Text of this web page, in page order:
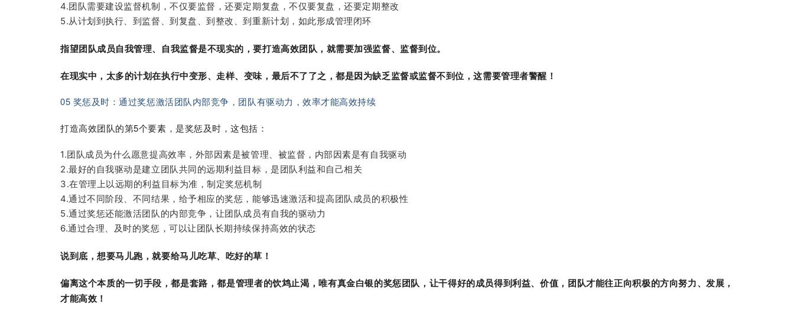
4.团队需要建设监督机制，不仅要监督，还要定期复盘，不仅要复盘，还要定期整改
5.从计划到执行、到监督、到复盘、到整改、到重新计划，如此形成管理闭环
指望团队成员自我管理、自我监督是不现实的，要打造高效团队，就需要加强监督、监督到位。
在现实中，太多的计划在执行中变形、走样、变味，最后不了了之，都是因为缺乏监督或监督不到位，这需要管理者警醒！
05 奖惩及时：通过奖惩激活团队内部竞争，团队有驱动力，效率才能高效持续
打造高效团队的第5个要素，是奖惩及时，这包括：
1.团队成员为什么愿意提高效率，外部因素是被管理、被监督，内部因素是有自我驱动
2.最好的自我驱动是建立团队共同的远期利益目标，是团队利益和自己相关
3.在管理上以远期的利益目标为准，制定奖惩机制
4.通过不同阶段、不同结果，给予相应的奖惩，能够迅速激活和提高团队成员的积极性
5.通过奖惩还能激活团队的内部竞争，让团队成员有自我的驱动力
6.通过合理、及时的奖惩，可以让团队长期持续保持高效的状态
说到底，想要马儿跑，就要给马儿吃草、吃好的草！
偏离这个本质的一切手段，都是套路，都是管理者的饮鸩止渴，唯有真金白银的奖惩团队，让干得好的成员得到利益、价值，团队才能往正向积极的方向努力、发展，
才能高效！